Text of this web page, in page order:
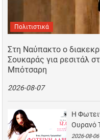
Πολιτιστικά
Στη Ναύπακτο ο
Σουκαράς για ρεσιτάλ
Μπότσαρη
2026-08-07
Η
Ουρανό
2026-08-06